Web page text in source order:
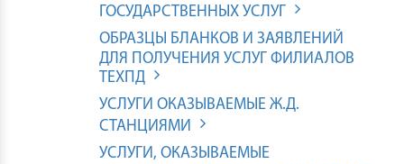
ГОСУДАРСТВЕННЫХ УСЛУГ
ОБРАЗЦЫ БЛАНКОВ И ЗАЯВЛЕНИЙ
ДЛЯ ПОЛУЧЕНИЯ УСЛУГ ФИЛИАЛОВ
ТЕХПД
УСЛУГИ ОКАЗЫВАЕМЫЕ Ж.Д.
СТАНЦИЯМИ
УСЛУГИ, ОКАЗЫВАЕМЫЕ